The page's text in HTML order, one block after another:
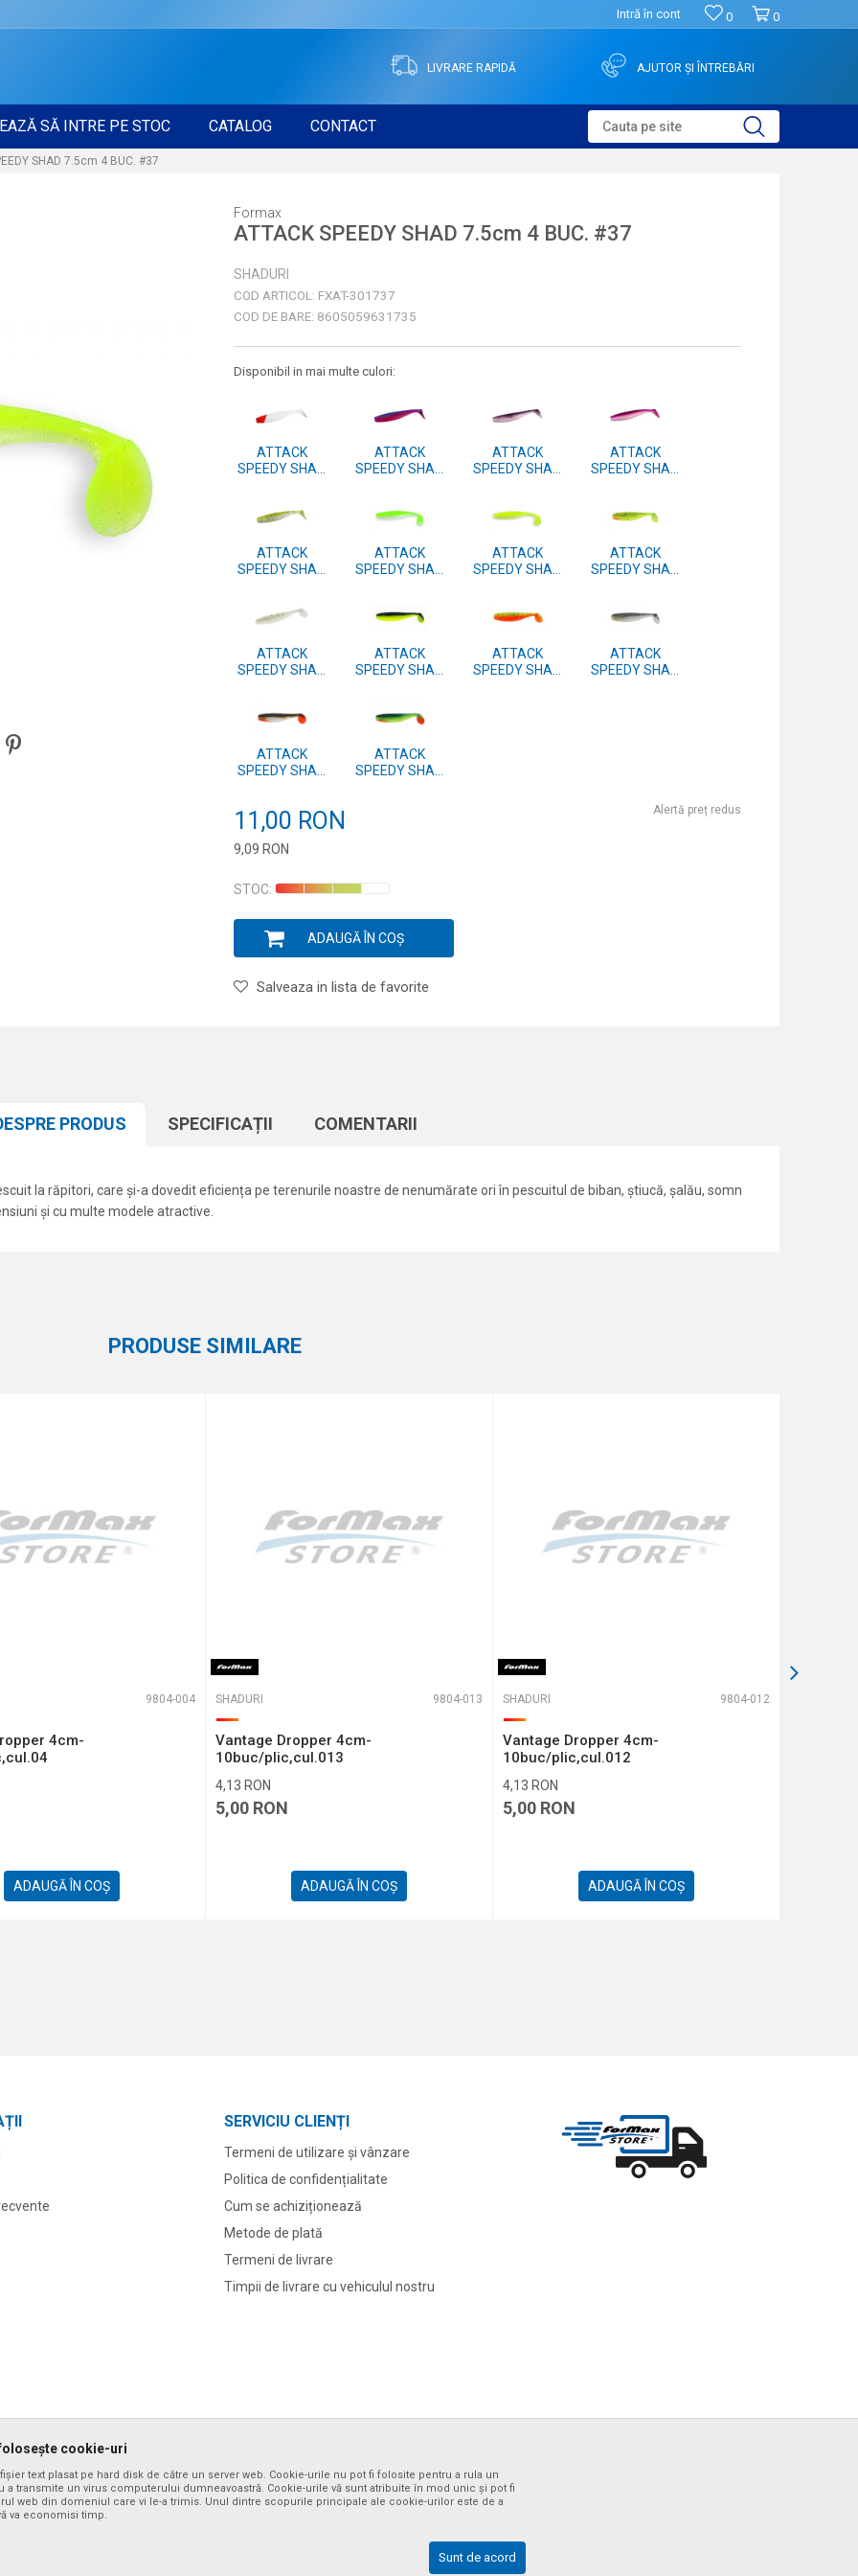
0
0
Intră în cont
LIVRARE RAPIDĂ AJUTOR ȘI ÎNTREBĂRI
SĂ INTRE PE STOC CATALOG CONTACT Cauta pe site
SHAD 7.5cm 4 BUC. #37
Formax
ATTACK SPEEDY SHAD 7.5cm 4 BUC. #37
SHADURI
COD ARTICOL: FXAT-301737
COD DE BARE: 8605059631735
Disponibil in mai multe culori:
ATTACK
SPEEDY SHAD
ATTACK
SPEEDY SHAD
ATTACK
SPEEDY SHAD
ATTACK
SPEEDY SHAD
ATTACK
SPEEDY SHAD
ATTACK
SPEEDY SHAD
ATTACK
SPEEDY SHAD
ATTACK
SPEEDY SHAD
ATTACK
SPEEDY SHAD
ATTACK
SPEEDY SHAD
ATTACK
SPEEDY SHAD
ATTACK
SPEEDY SHAD
ATTACK
SPEEDY SHAD
ATTACK
SPEEDY SHAD
11,00 RON
9,09 RON
Alertă preț redus
STOC:
ADAUGĂ ÎN COȘ
Salveaza in lista de favorite
PRODUS SPECIFICAȚII COMENTARII
la răpitori, care și-a dovedit eficiența pe terenurile noastre de nenumărate ori în pescuitul de biban, știucă, șalău, somn
și cu multe modele atractive.
PRODUSE SIMILARE
9804-004
4cm-
ADAUGĂ ÎN COȘ
SHADURI 9804-013
Vantage Dropper 4cm-
10buc/plic,cul.013
4,13 RON
5,00 RON
ADAUGĂ ÎN COȘ
SHADURI 9804-012
Vantage Dropper 4cm-
10buc/plic,cul.012
4,13 RON
5,00 RON
ADAUGĂ ÎN COȘ
SERVICIU CLIENȚI
Termeni de utilizare și vânzare
Politica de confidențialitate
Cum se achiziționează
Metode de plată
Termeni de livrare
Timpii de livrare cu vehiculul nostru
în orice moment. Puteți verifica disponibilitatea produselor apelând numărul de asistență al magazinului online la tel. +40 732 137 133
. Toate drepturile rezervate..
cookie-uri
text plasat pe hard disk de către un server web. Cookie-urile nu pot fi folosite pentru a rula un
a transmite un virus computerului dumneavoastră. Cookie-urile vă sunt atribuite în mod unic și pot fi
web din domeniul care vi le-a trimis. Unul dintre scopurile principale ale cookie-urilor este de a
va economisi timp.
Sunt de acord